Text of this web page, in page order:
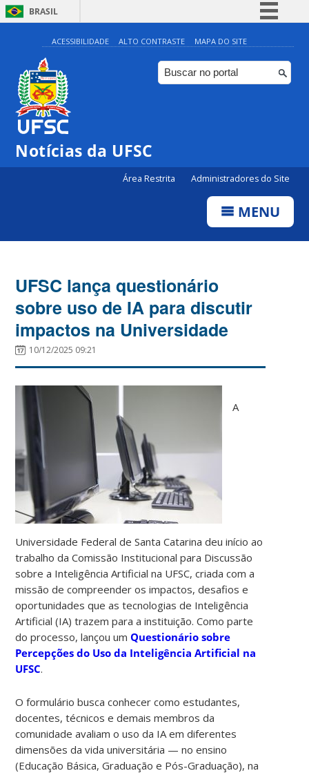
BRASIL
Simplifique!
Comunica BR
Participe
ACESSIBILIDADE ALTO CONTRASTE MAPA DO SITE
Notícias da UFSC
Área Restrita Administradores do Site
MENU
UFSC lança questionário
sobre uso de IA para discutir
impactos na Universidade
10/12/2025 09:21
A
Universidade Federal de Santa Catarina deu início ao
trabalho da Comissão Institucional para Discussão
sobre a Inteligência Artificial na UFSC, criada com a
missão de compreender os impactos, desafios e
oportunidades que as tecnologias de Inteligência
Artificial (IA) trazem para a instituição. Como parte
do processo, lançou um Questionário sobre
Percepções do Uso da Inteligência Artificial na
UFSC.
O formulário busca conhecer como estudantes,
docentes, técnicos e demais membros da
comunidade avaliam o uso da IA em diferentes
dimensões da vida universitária — no ensino
(Educação Básica, Graduação e Pós-Graduação), na